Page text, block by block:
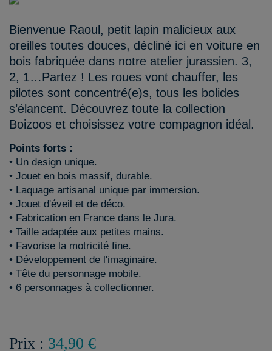
Bienvenue Raoul, petit lapin malicieux aux
oreilles toutes douces, décliné ici en voiture en
bois fabriquée dans notre atelier jurassien. 3,
2, 1…Partez ! Les roues vont chauffer, les
pilotes sont concentré(e)s, tous les bolides
s’élancent. Découvrez toute la collection
Boizoos et choisissez votre compagnon idéal.
Points forts :
• Un design unique.
• Jouet en bois massif, durable.
• Laquage artisanal unique par immersion.
• Jouet d'éveil et de déco.
• Fabrication en France dans le Jura.
• Taille adaptée aux petites mains.
• Favorise la motricité fine.
• Développement de l'imaginaire.
• Tête du personnage mobile.
• 6 personnages à collectionner.
Prix : 34,90 €